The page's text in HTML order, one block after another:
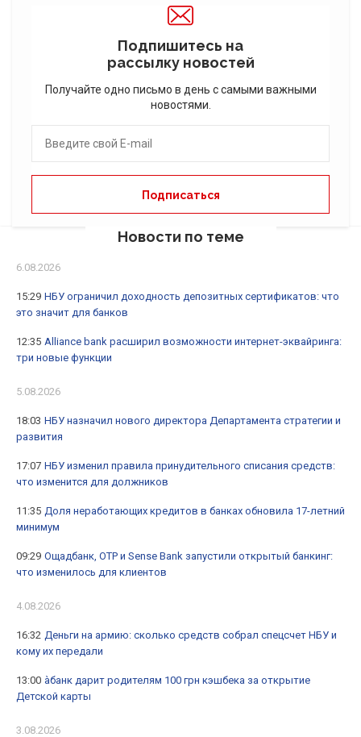
Подпишитесь на
рассылку новостей
Получайте одно письмо в день с самыми важными
новостями.
Новости по теме
6.08.2026
15:29 НБУ ограничил доходность депозитных сертификатов: что
это значит для банков
12:35 Alliance bank расширил возможности интернет-эквайринга:
три новые функции
5.08.2026
18:03 НБУ назначил нового директора Департамента стратегии и
развития
17:07 НБУ изменил правила принудительного списания средств:
что изменится для должников
11:35 Доля неработающих кредитов в банках обновила 17-летний
минимум
09:29 Ощадбанк, OTP и Sense Bank запустили открытый банкинг:
что изменилось для клиентов
4.08.2026
16:32 Деньги на армию: сколько средств собрал спецсчет НБУ и
кому их передали
13:00 àбанк дарит родителям 100 грн кэшбека за открытие
Детской карты
3.08.2026